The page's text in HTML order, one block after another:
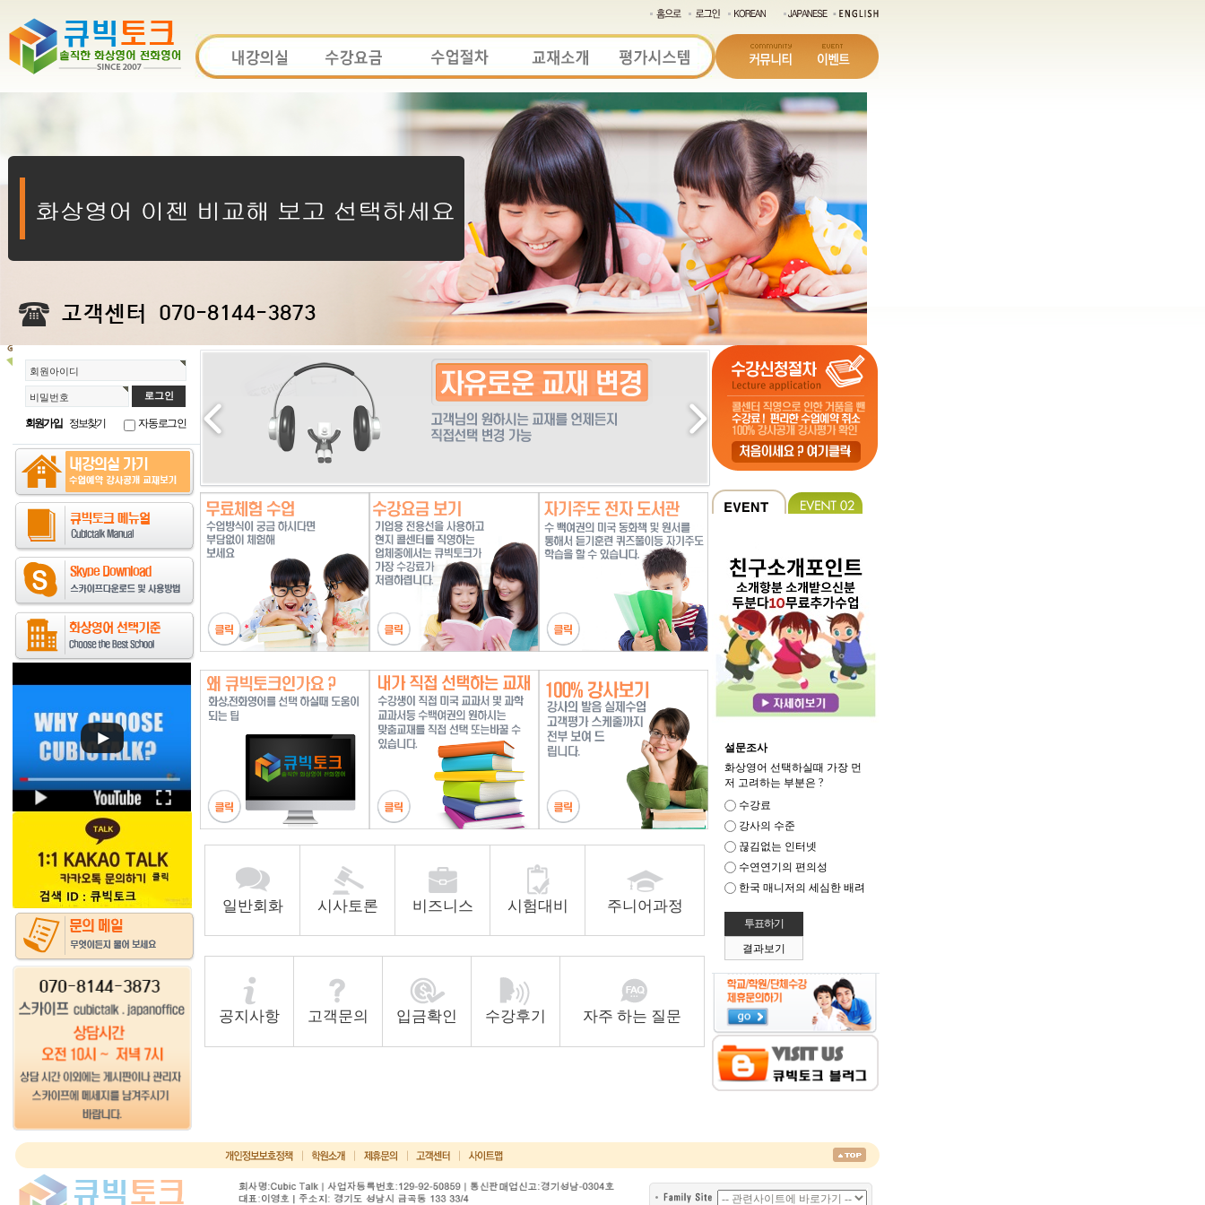
회원아이디
비밀번호
회원가입 정보찾기 자동로그인
일반회화 시사토론 비즈니스 시험대비 주니어과정
공지사항 고객문의 입금확인 수강후기 자주 하는 질문
설문조사
화상영어 선택하실때 가장 먼
저 고려하는 부분은 ?
수강료
강사의 수준
끊김없는 인터넷
수연연기의 편의성
한국 매니저의 세심한 배려
결과보기